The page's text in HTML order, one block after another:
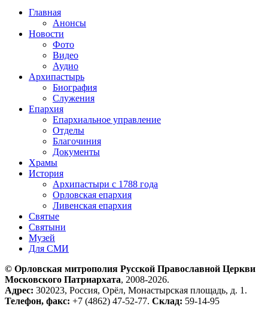
Главная
Анонсы
Новости
Фото
Видео
Аудио
Архипастырь
Биография
Служения
Епархия
Епархиальное управление
Отделы
Благочиния
Документы
Храмы
История
Архипастыри с 1788 года
Орловская епархия
Ливенская епархия
Святые
Святыни
Музей
Для СМИ
© Орловская митрополия Русской Православной Церкви
Московского Патриархата, 2008-2026.
Адрес: 302023, Россия, Орёл, Монастырская площадь, д. 1.
Телефон, факс: +7 (4862) 47-52-77. Склад: 59-14-95